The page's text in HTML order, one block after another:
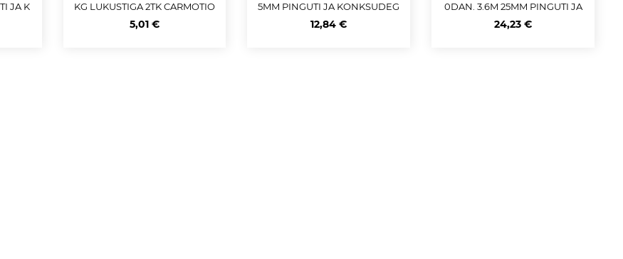
JA K
KG LUKUSTIGA 2TK CARMOTIO
N
5,01 €
5MM PINGUTI JA KONKSUDEG
A M+
12,84 €
0DAN. 3.6M 25MM PINGUTI JA
KONKSUDEGA CARMOTION
24,23 €